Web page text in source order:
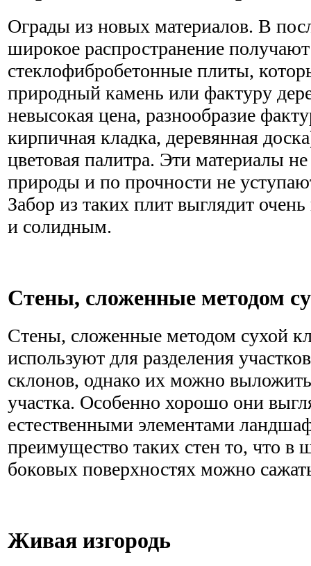
Ограды из новых материалов. В
широкое распространение
стеклофибробетонные плиты,
природный камень или фактуру
невысокая цена, разнообразие
кирпичная кладка, деревянная
цветовая палитра. Эти материалы
природы и по прочности не
Забор из таких плит выглядит
и солидным.
Стены, сложенные методом
Стены, сложенные методом сухой
используют для разделения
склонов, однако их можно
участка. Особенно хорошо они
естественными элементами
преимущество таких стен то, что в
боковых поверхностях можно
Живая изгородь